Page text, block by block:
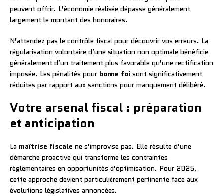
peuvent offrir. L’économie réalisée dépasse généralement
largement le montant des honoraires.
N’attendez pas le contrôle fiscal pour découvrir vos erreurs. La
régularisation volontaire d’une situation non optimale bénéficie
généralement d’un traitement plus favorable qu’une rectification
imposée. Les pénalités pour bonne foi sont significativement
réduites par rapport aux sanctions pour manquement délibéré.
Votre arsenal fiscal : préparation
et anticipation
La maîtrise fiscale ne s’improvise pas. Elle résulte d’une
démarche proactive qui transforme les contraintes
réglementaires en opportunités d’optimisation. Pour 2025,
cette approche devient particulièrement pertinente face aux
évolutions législatives annoncées.